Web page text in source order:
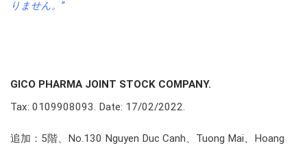
りません。”
GICO PHARMA JOINT STOCK COMPANY.
Tax: 0109908093. Date: 17/02/2022.
追加：5階、No.130 Nguyen Duc Canh、Tuong Mai、Hoang